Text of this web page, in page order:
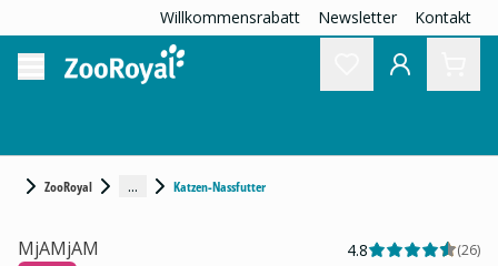
Willkommensrabatt Newsletter Kontakt
ZooRoyal ... Katzen-Nassfutter
MjAMjAM 4.8 (26)